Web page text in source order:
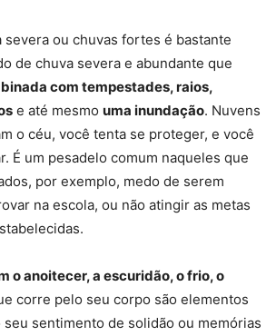
severa ou chuvas fortes é bastante
de chuva severa e abundante que
com tempestades, raios,
e até mesmo uma inundação. Nuvens
o céu, você tenta se proteger, e você
É um pesadelo comum naqueles que
por exemplo, medo de serem
na escola, ou não atingir as metas
o anoitecer, a escuridão, o frio, o
corre pelo seu corpo são elementos
sentimento de solidão ou memórias